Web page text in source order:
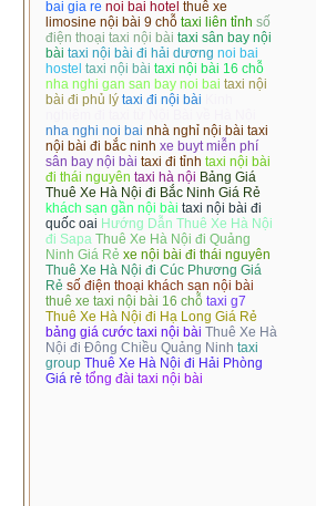
bai gia re noi bai hotel thuê xe
limosine nội bài 9 chỗ taxi liên tỉnh số
điện thoại taxi nội bài taxi sân bay nội
bài taxi nội bài đi hải dương noi bai
hostel taxi nội bài taxi nội bài 16 chỗ
nha nghi gan san bay noi bai taxi nội
bài đi phủ lý taxi đi nội bài
nha nghi noi bai nhà nghỉ nội bài taxi
nội bài đi bắc ninh xe buyt miễn phí
sân bay nội bài taxi đi tỉnh taxi nội bài
đi thái nguyên taxi hà nội Bảng Giá
Thuê Xe Hà Nội đi Bắc Ninh Giá Rẻ
khách sạn gần nội bài taxi nội bài đi
quốc oai Hướng Dẫn Thuê Xe Hà Nội
đi Sapa Thuê Xe Hà Nội đi Quảng
Ninh Giá Rẻ xe nội bài đi thái nguyên
Thuê Xe Hà Nội đi Cúc Phương Giá
Rẻ số điện thoại khách sạn nội bài
thuê xe taxi nội bài 16 chỗ taxi g7
Thuê Xe Hà Nội đi Hạ Long Giá Rẻ
bảng giá cước taxi nội bài Thuê Xe Hà
Nội đi Đông Chiều Quảng Ninh taxi
group Thuê Xe Hà Nội đi Hải Phòng
Giá rẻ tổng đài taxi nội bài